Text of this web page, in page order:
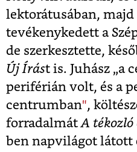
lektorátusában, majd
tevékenykedett a
de szerkesztette,
Új Írást is. Juhász „a
periférián volt, és a
centrumban",
forradalmát A tékozló
ben napvilágot látott